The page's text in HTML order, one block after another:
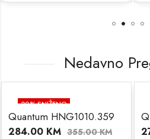
Nedavno
20% SNIŽENO
Quantum HNG1010.359
284.00 KM 355.00KM